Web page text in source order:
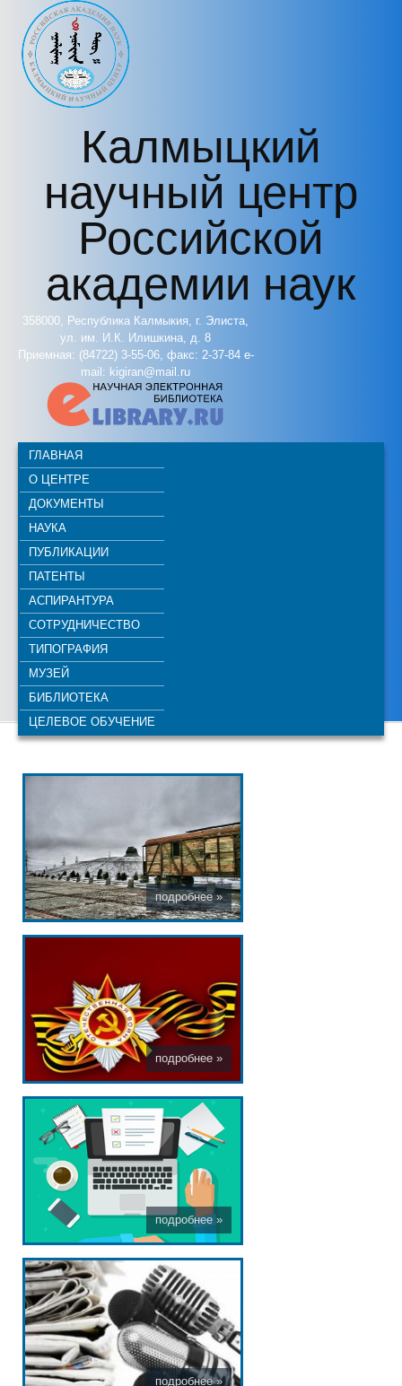
Перейти к основному содержанию
Калмыцкий
научный центр
Российской
академии наук
358000, Республика Калмыкия, г. Элиста,
ул. им. И.К. Илишкина, д. 8
Приемная: (84722) 3-55-06, факс: 2-37-84 e-
mail: kigiran@mail.ru
ГЛАВНАЯ
О ЦЕНТРЕ
ДОКУМЕНТЫ
НАУКА
ПУБЛИКАЦИИ
ПАТЕНТЫ
АСПИРАНТУРА
СОТРУДНИЧЕСТВО
ТИПОГРАФИЯ
МУЗЕЙ
БИБЛИОТЕКА
ЦЕЛЕВОЕ ОБУЧЕНИЕ